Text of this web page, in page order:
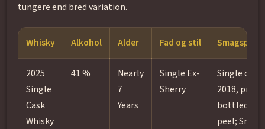
tungere end bred variation.
Whisky Alkohol Alder Fad og stil Smagsprofil
2025
Single
Cask
Whisky
41 %
Nearly
7
Years
Single Ex-
Sherry
Single
2018,
bottled.;
peel;